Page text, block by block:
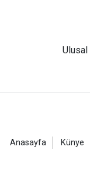
Ulusal
Anasayfa Künye